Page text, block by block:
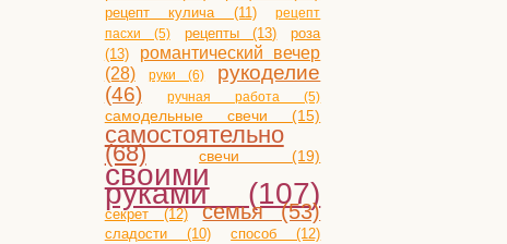
рецепт кулича (11)
рецепт
пасхи (5)
рецепты (13)
роза
(13)
романтический вечер
(28)
руки (6)
рукоделие
(46)
ручная работа (5)
самодельные свечи (15)
самостоятельно
(68) свечи (19)
своими
руками (107)
секрет (12) семья (53)
сладости (10)
способ (12)